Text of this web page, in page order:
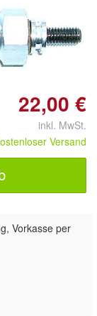
22,00 €
inkl. MwSt.
Versand
Vorkasse per